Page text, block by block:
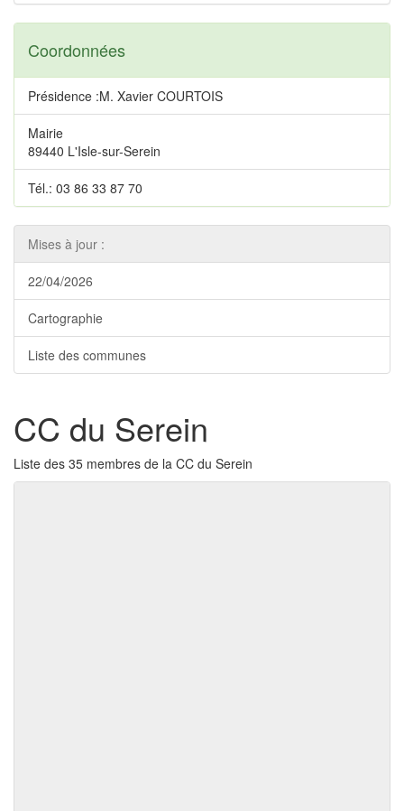
Coordonnées
Présidence :M. Xavier COURTOIS
Mairie
89440 L'Isle-sur-Serein
Tél.: 03 86 33 87 70
Mises à jour :
22/04/2026
Cartographie
Liste des communes
CC du Serein
Liste des 35 membres de la CC du Serein